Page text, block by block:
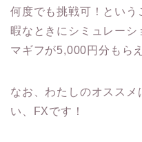
何度でも挑戦可！という
暇なときにシミュレー
マギフが5,000円分もら
なお、わたしのオスス
い、FXです！